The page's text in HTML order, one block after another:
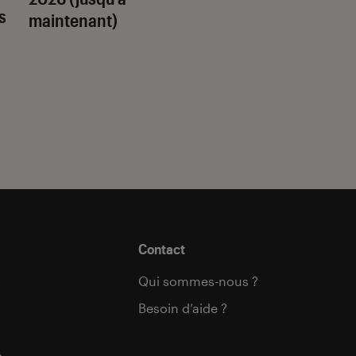
maintenant)
Contact
Qui sommes-nous ?
Besoin d’aide ?